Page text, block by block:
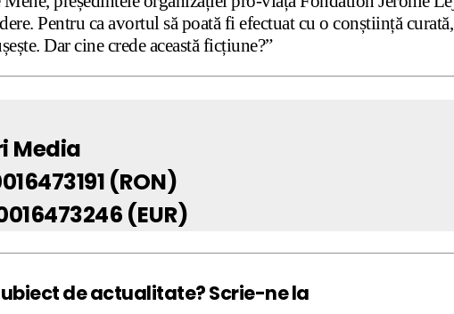
Pentru ca avortul să poată fi efectuat cu o conștiință
Dar cine crede această ficțiune?”
Media
(RON)
(EUR)
de actualitate? Scrie-ne la